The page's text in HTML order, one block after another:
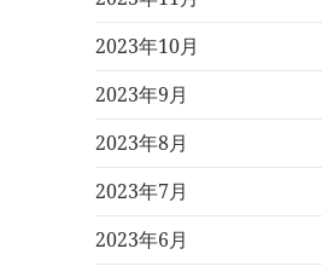
2023年10月
2023年9月
2023年8月
2023年7月
2023年6月